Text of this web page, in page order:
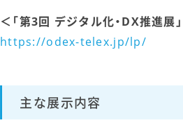
＜「第3回 デジタル化・DX推進展
https://odex-telex.jp/lp/
主な展示内容